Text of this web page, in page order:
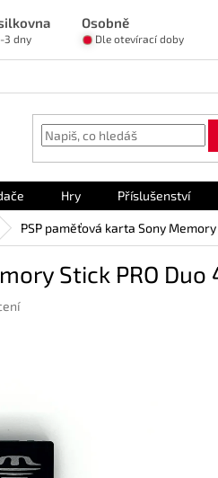
Osobně
3 dny Dle otevírací doby
Hry Příslušenství
PSP paměťová karta Sony Memory
Stick PRO Duo